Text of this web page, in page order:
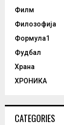
Филм
Филозофија
Формула1
Фудбал
Храна
ХРОНИКА
CATEGORIES